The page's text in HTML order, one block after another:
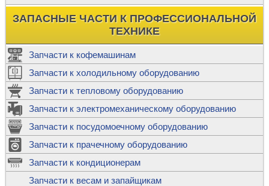
ЗАПАСНЫЕ ЧАСТИ К ПРОФЕССИОНАЛЬНОЙ
ТЕХНИКЕ
Запчасти к кофемашинам
Запчасти к холодильному оборудованию
Запчасти к тепловому оборудованию
Запчасти к электромеханическому оборудованию
Запчасти к посудомоечному оборудованию
Запчасти к прачечному оборудованию
Запчасти к кондиционерам
Запчасти к весам и запайщикам